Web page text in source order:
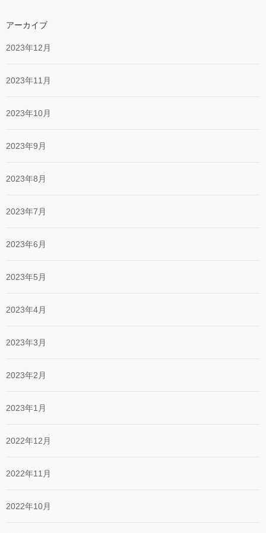
アーカイブ
2023年12月
2023年11月
2023年10月
2023年9月
2023年8月
2023年7月
2023年6月
2023年5月
2023年4月
2023年3月
2023年2月
2023年1月
2022年12月
2022年11月
2022年10月